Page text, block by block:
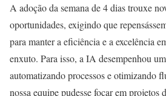
A adoção da semana de 4 dias trouxe
oportunidades, exigindo que
para manter a eficiência e a excelência
enxuto. Para isso, a IA desempenhou
automatizando processos e otimizando
nossa equipe pudesse focar em projetos